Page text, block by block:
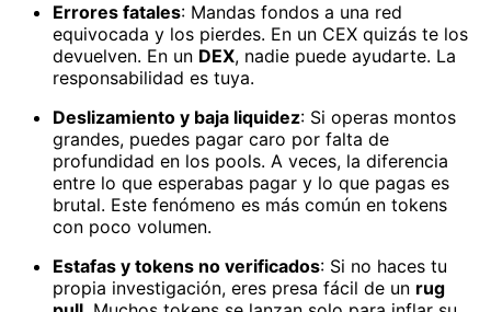
Errores fatales: Mandas fondos a una red
equivocada y los pierdes. En un CEX quizás te los
devuelven. En un DEX, nadie puede ayudarte. La
responsabilidad es tuya.
Deslizamiento y baja liquidez: Si operas montos
grandes, puedes pagar caro por falta de
profundidad en los pools. A veces, la diferencia
entre lo que esperabas pagar y lo que pagas es
brutal. Este fenómeno es más común en tokens
con poco volumen.
Estafas y tokens no verificados: Si no haces tu
propia investigación, eres presa fácil de un rug